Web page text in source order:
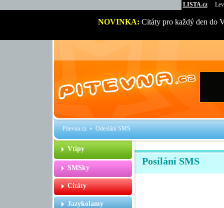
LISTA.cz
NOVINKA: Citáty pro každý den do
Pitevna.cz» Odeslání SMS
Vtipy
SMSky
Citáty
Jazykolamy
Posílání SMS